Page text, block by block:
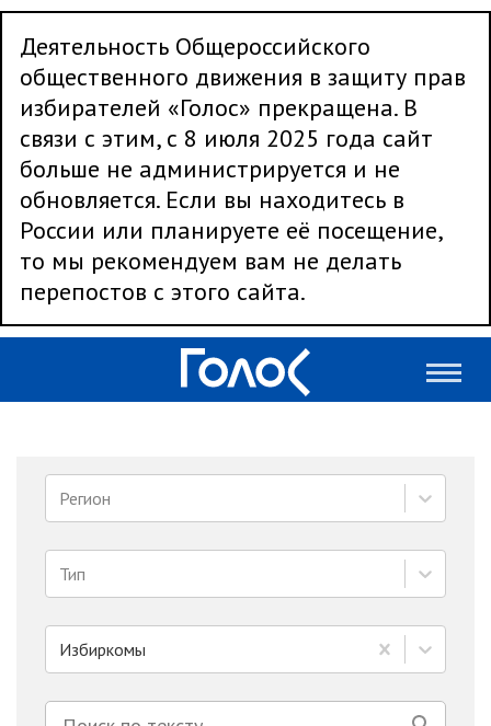
Деятельность Общероссийского
общественного движения в защиту прав
избирателей «Голос» прекращена. В
связи с этим, с 8 июля 2025 года сайт
больше не администрируется и не
обновляется. Если вы находитесь в
России или планируете её посещение,
то мы рекомендуем вам не делать
перепостов с этого сайта.
Регион
Тип
Избиркомы